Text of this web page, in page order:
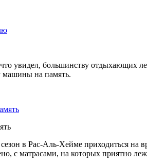
увидел, большинству отдыхающих
машины на память.
в Рас-Аль-Хейме приходиться на
с матрасами, на которых приятно